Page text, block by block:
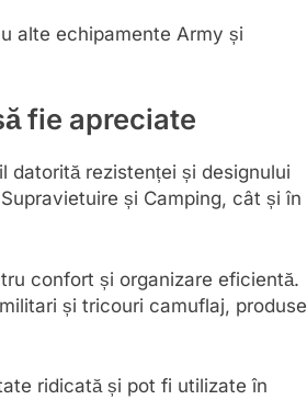
alte echipamente Army și
fie apreciate
datorită rezistenței și designului
și Camping, cât și în
confort și organizare eficientă.
și tricouri camuflaj, produse
ridicată și pot fi utilizate în